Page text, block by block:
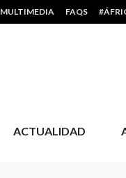
HEADER MENU
MULTIMEDIA FAQS
ACTUALIDAD